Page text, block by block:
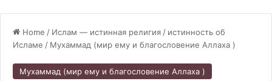
Home / Ислам — истинная религия / истинность об
Исламе / Мухаммад (мир ему и благословение Аллаха )
Мухаммад (мир ему и благословение Аллаха )